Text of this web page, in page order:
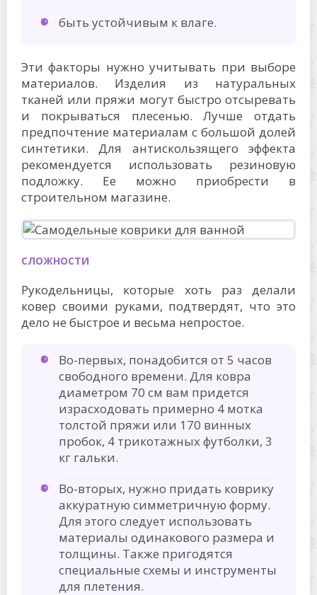
быть устойчивым к влаге.
Эти факторы нужно учитывать при выборе
материалов. Изделия из натуральных
тканей или пряжи могут быстро отсыревать
и покрываться плесенью. Лучше отдать
предпочтение материалам с большой долей
синтетики. Для антискользящего эффекта
рекомендуется использовать резиновую
подложку. Ее можно приобрести в
строительном магазине.
СЛОЖНОСТИ
Рукодельницы, которые хоть раз делали
ковер своими руками, подтвердят, что это
дело не быстрое и весьма непростое.
Во-первых, понадобится от 5 часов
свободного времени. Для ковра
диаметром 70 см вам придется
израсходовать примерно 4 мотка
толстой пряжи или 170 винных
пробок, 4 трикотажных футболки, 3
кг гальки.
Во-вторых, нужно придать коврику
аккуратную симметричную форму.
Для этого следует использовать
материалы одинакового размера и
толщины. Также пригодятся
специальные схемы и инструменты
для плетения.